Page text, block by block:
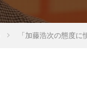
「加藤浩次の態度